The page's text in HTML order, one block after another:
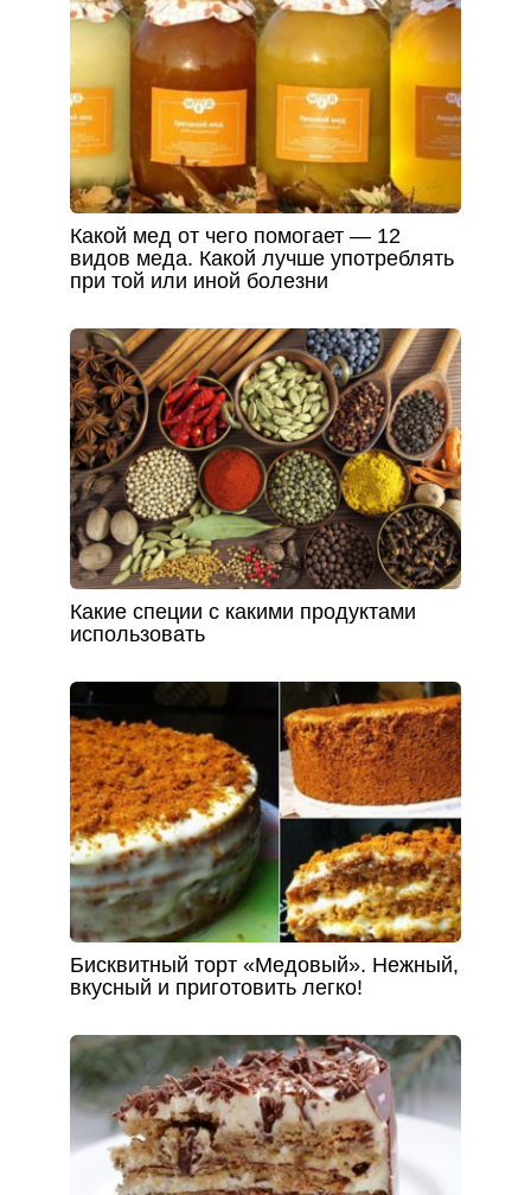
Какой мед от чего помогает — 12
видов меда. Какой лучше употреблять
при той или иной болезни
Какие специи с какими продуктами
использовать
Бисквитный торт «Медовый». Нежный,
вкусный и приготовить легко!